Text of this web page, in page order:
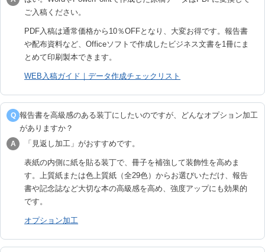
ご入稿ください。
PDF入稿は通常価格から10％OFFとなり、大変お得です。報告書
や配布資料など、Officeソフトで作成したビジネス文書を1冊にま
とめて印刷製本できます。
WEB入稿ガイド｜データ作成チェックリスト
Q 報告書を高級感のある装丁にしたいのですが、どんなオプション加工
がありますか？
A 「見返し加工」がおすすめです。
表紙の内側に紙を貼る装丁で、冊子を補強して装飾性を高めま
す。上質紙または色上質紙（全29色）からお選びいただけ、報告
書や記念誌など大切な本の高級感を高め、強度アップにも効果的
です。
オプション加工